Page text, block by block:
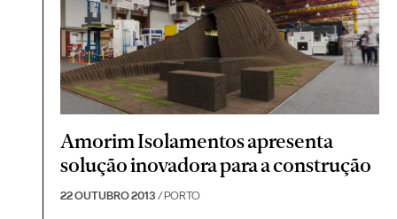
Amorim Isolamentos apresenta
solução inovadora para a construção
22 OUTUBRO 2013 / PORTO